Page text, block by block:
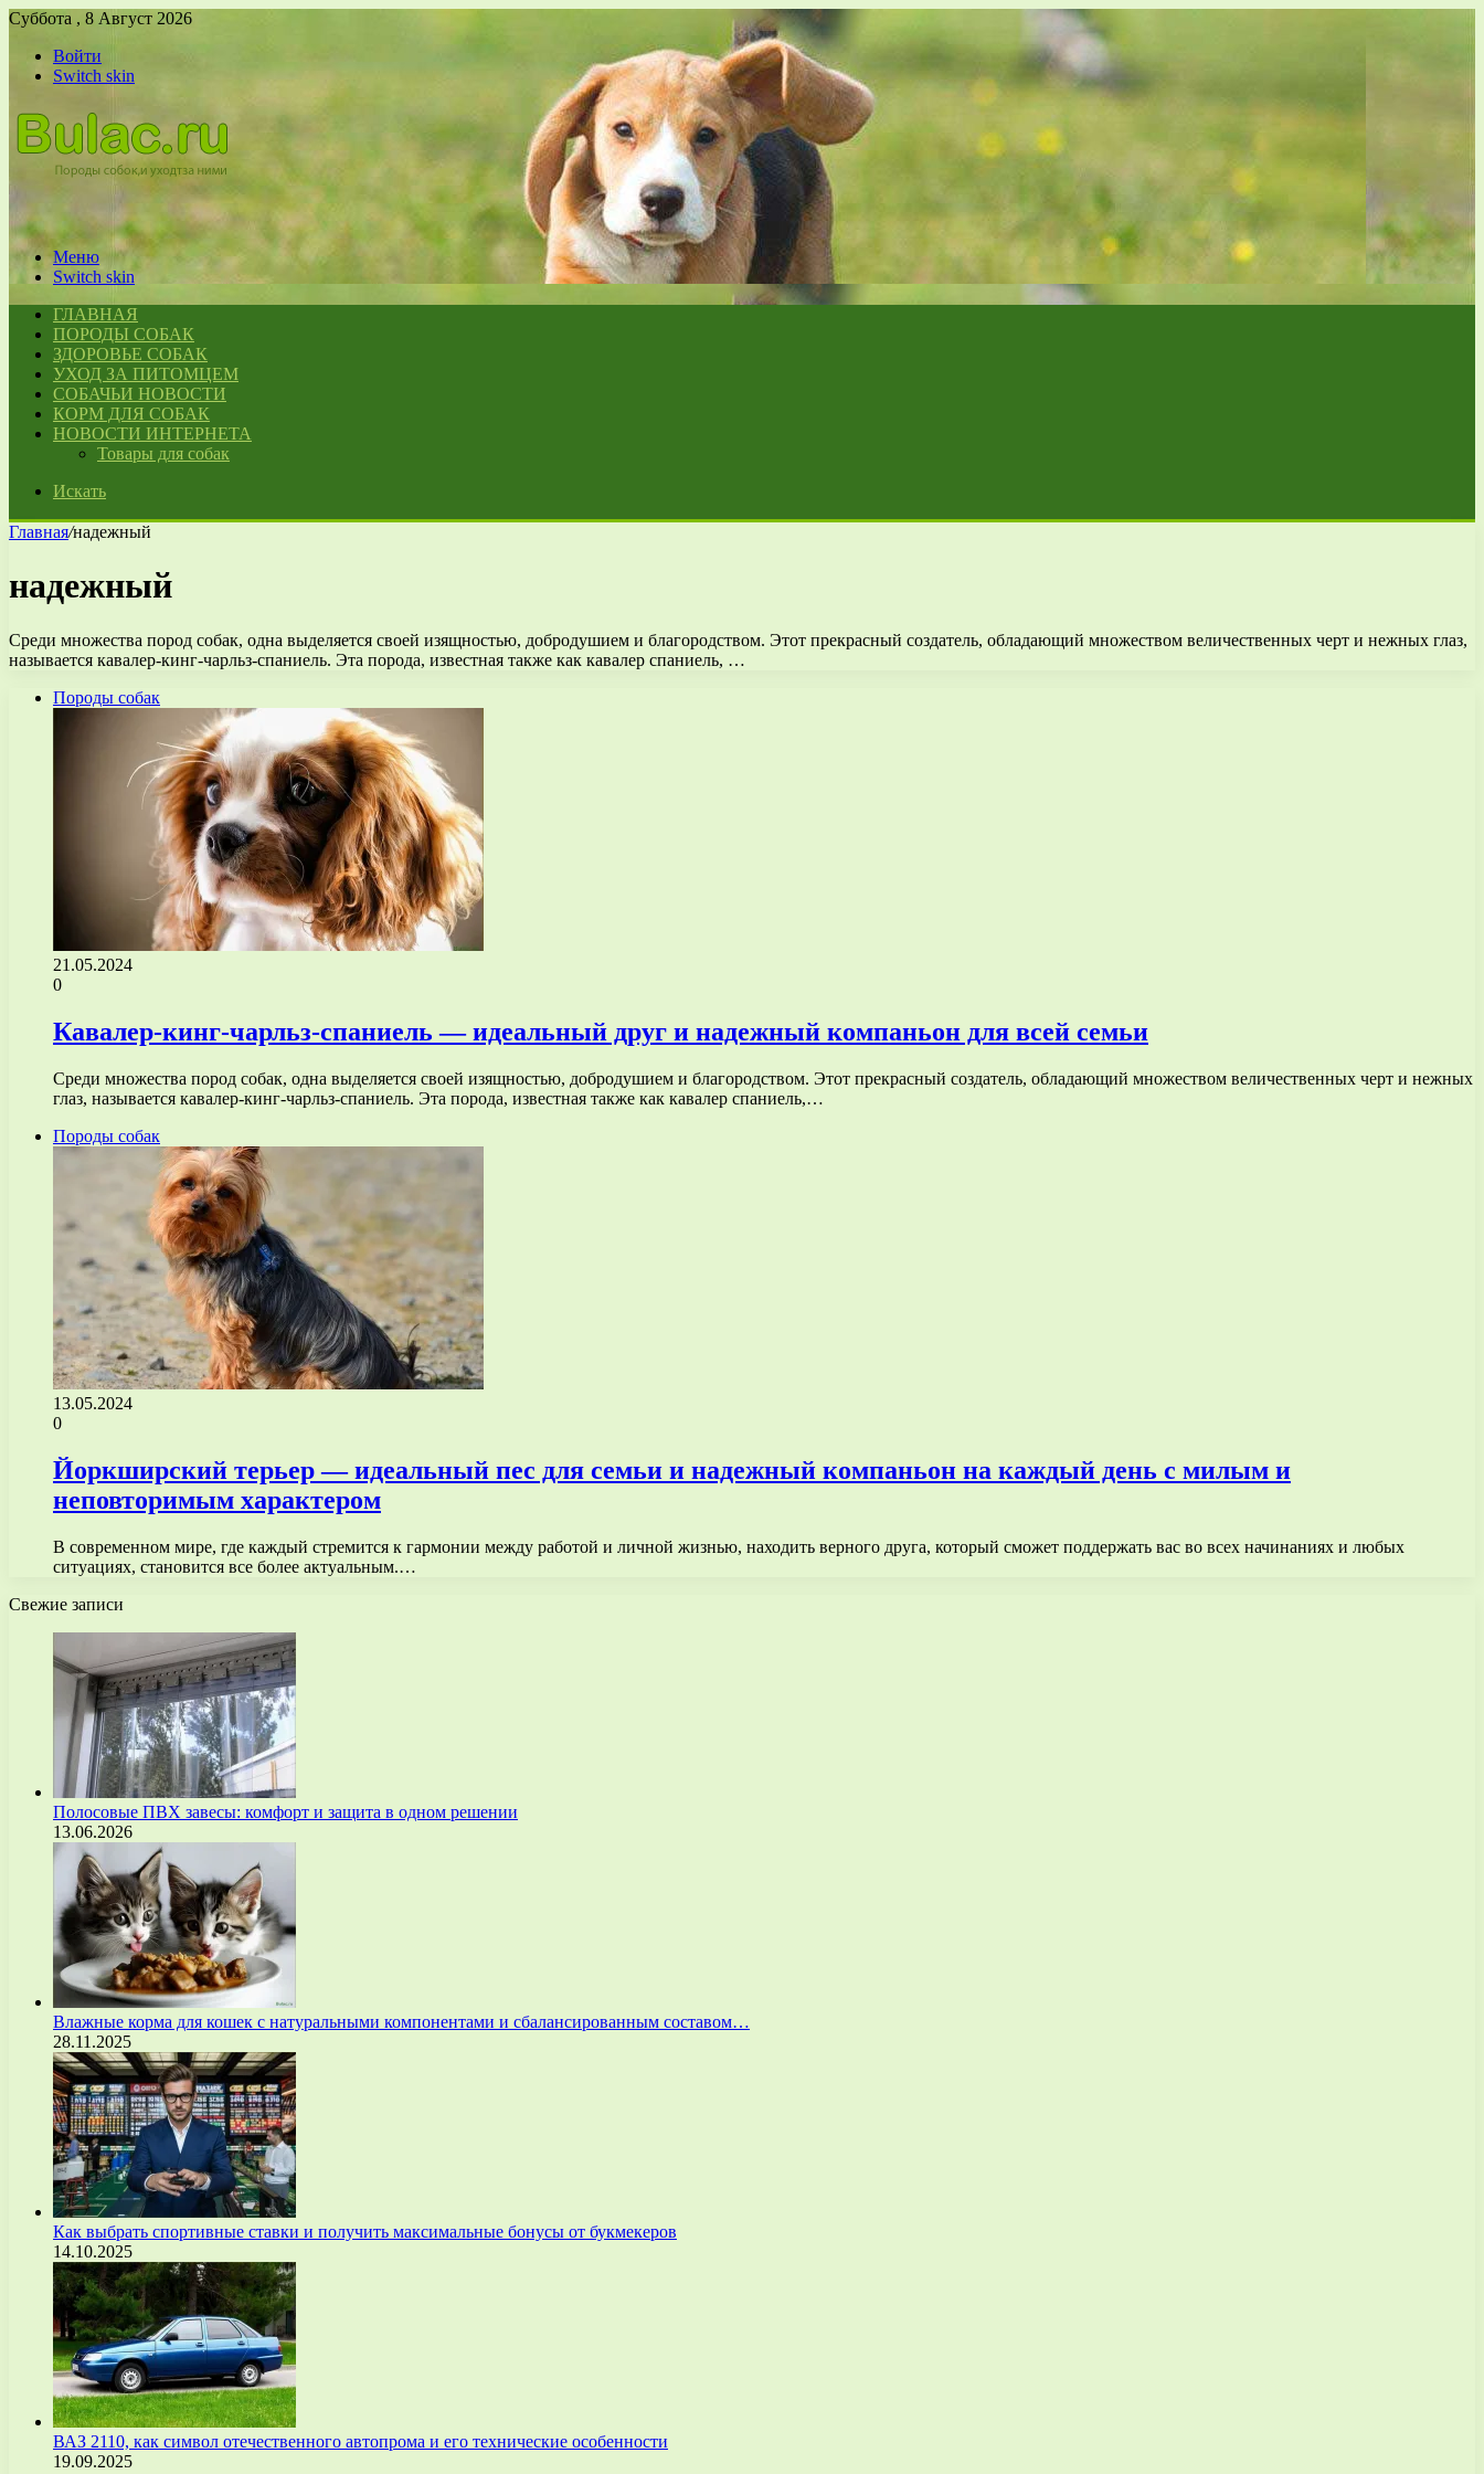
Суббота , 8 Август 2026
Войти
Switch skin
Меню
Switch skin
ГЛАВНАЯ
ПОРОДЫ СОБАК
ЗДОРОВЬЕ СОБАК
УХОД ЗА ПИТОМЦЕМ
СОБАЧЬИ НОВОСТИ
КОРМ ДЛЯ СОБАК
НОВОСТИ ИНТЕРНЕТА
Товары для собак
Искать
Главная/надежный
надежный
Среди множества пород собак, одна выделяется своей изящностью, добродушием и благородством. Этот прекрасный создатель, обладающий множеством величественных черт и нежных глаз,
называется кавалер-кинг-чарльз-спаниель. Эта порода, известная также как кавалер спаниель, …
Породы собак
21.05.2024
0
Кавалер-кинг-чарльз-спаниель — идеальный друг и надежный компаньон для всей семьи
Среди множества пород собак, одна выделяется своей изящностью, добродушием и благородством. Этот прекрасный создатель, обладающий множеством величественных черт и нежных
глаз, называется кавалер-кинг-чарльз-спаниель. Эта порода, известная также как кавалер спаниель,…
Породы собак
13.05.2024
0
Йоркширский терьер — идеальный пес для семьи и надежный компаньон на каждый день с милым и
неповторимым характером
В современном мире, где каждый стремится к гармонии между работой и личной жизнью, находить верного друга, который сможет поддержать вас во всех начинаниях и любых
ситуациях, становится все более актуальным.…
Свежие записи
Полосовые ПВХ завесы: комфорт и защита в одном решении
13.06.2026
Влажные корма для кошек с натуральными компонентами и сбалансированным составом…
28.11.2025
Как выбрать спортивные ставки и получить максимальные бонусы от букмекеров
14.10.2025
ВАЗ 2110, как символ отечественного автопрома и его технические особенности
19.09.2025